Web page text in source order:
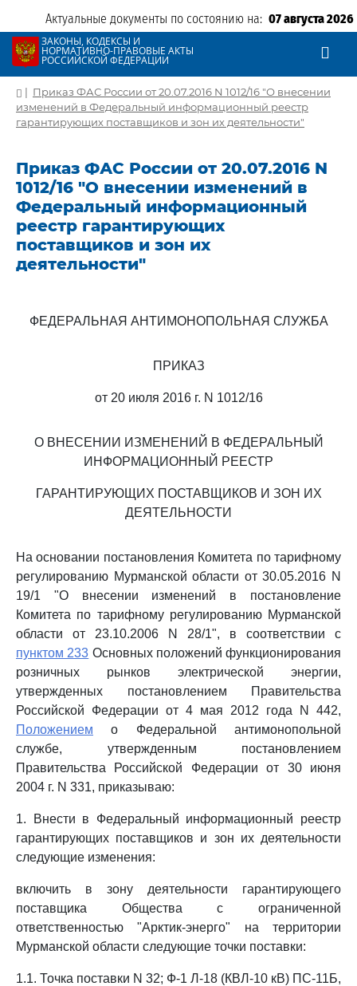
Актуальные документы по состоянию на: 07 августа 2026
ЗАКОНЫ, КОДЕКСЫ И
НОРМАТИВНО-ПРАВОВЫЕ АКТЫ
РОССИЙСКОЙ ФЕДЕРАЦИИ
| Приказ ФАС России от 20.07.2016 N 1012/16 "О внесении
изменений в Федеральный информационный реестр
гарантирующих поставщиков и зон их деятельности"
Приказ ФАС России от 20.07.2016 N
1012/16 "О внесении изменений в
Федеральный информационный
реестр гарантирующих
поставщиков и зон их
деятельности"
ФЕДЕРАЛЬНАЯ АНТИМОНОПОЛЬНАЯ СЛУЖБА
ПРИКАЗ
от 20 июля 2016 г. N 1012/16
О ВНЕСЕНИИ ИЗМЕНЕНИЙ В ФЕДЕРАЛЬНЫЙ
ИНФОРМАЦИОННЫЙ РЕЕСТР
ГАРАНТИРУЮЩИХ ПОСТАВЩИКОВ И ЗОН ИХ
ДЕЯТЕЛЬНОСТИ
На основании постановления Комитета по тарифному
регулированию Мурманской области от 30.05.2016 N
19/1 "О внесении изменений в постановление
Комитета по тарифному регулированию Мурманской
области от 23.10.2006 N 28/1", в соответствии с
пунктом 233 Основных положений функционирования
розничных рынков электрической энергии,
утвержденных постановлением Правительства
Российской Федерации от 4 мая 2012 года N 442,
Положением о Федеральной антимонопольной
службе, утвержденным постановлением
Правительства Российской Федерации от 30 июня
2004 г. N 331, приказываю:
1. Внести в Федеральный информационный реестр
гарантирующих поставщиков и зон их деятельности
следующие изменения:
включить в зону деятельности гарантирующего
поставщика Общества с ограниченной
ответственностью "Арктик-энерго" на территории
Мурманской области следующие точки поставки:
1.1. Точка поставки N 32; Ф-1 Л-18 (КВЛ-10 кВ) ПС-11Б,